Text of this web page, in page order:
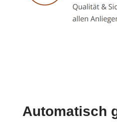
Automatisch